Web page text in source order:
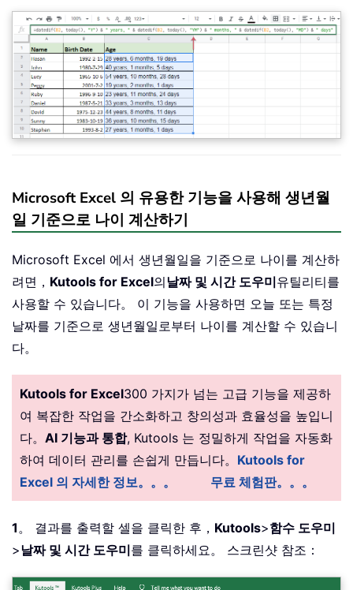
Microsoft Excel 의 유용한 기능을 사용해 생년월
일 기준으로 나이 계산하기
Microsoft Excel 에서 생년월일을 기준으로 나이를 계산하
려면， Kutools for Excel의날짜 및 시간 도우미유틸리티를
사용할 수 있습니다。 이 기능을 사용하면 오늘 또는 특정
날짜를 기준으로 생년월일로부터 나이를 계산할 수 있습니
다。
Kutools for Excel300 가지가 넘는 고급 기능을 제공하
여 복잡한 작업을 간소화하고 창의성과 효율성을 높입니
다。 AI 기능과 통합, Kutools 는 정밀하게 작업을 자동화
하여 데이터 관리를 손쉽게 만듭니다。 Kutools for
Excel 의 자세한 정보。。。
무료 체험판。。。
1 。 결과를 출력할 셀을 클릭한 후， Kutools>함수 도우미
>날짜 및 시간 도우미를 클릭하세요。 스크린샷 참조：